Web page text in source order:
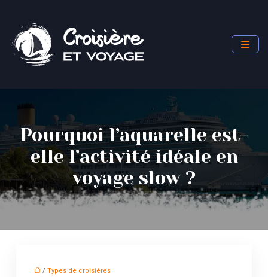
Pourquoi l’aquarelle est-
elle l’activité idéale en
voyage slow ?
/ Types de croisières